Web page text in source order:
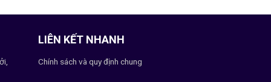
LIÊN KẾT NHANH
Chính sách và quy định chung